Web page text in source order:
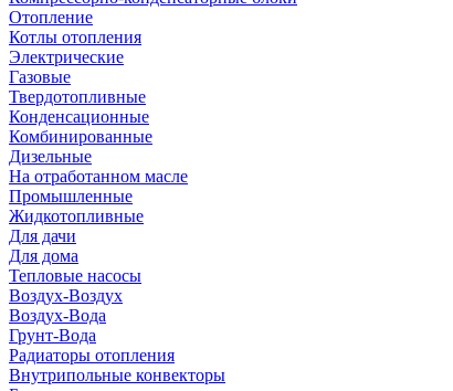
Отопление
Котлы отопления
Электрические
Газовые
Твердотопливные
Конденсационные
Комбинированные
Дизельные
На отработанном масле
Промышленные
Жидкотопливные
Для дачи
Для дома
Тепловые насосы
Воздух-Воздух
Воздух-Вода
Грунт-Вода
Радиаторы отопления
Внутрипольные конвекторы